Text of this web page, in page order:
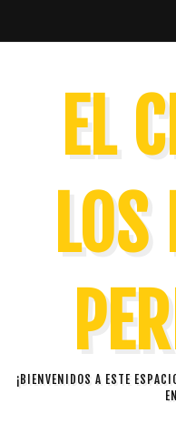
EL
¡BIENVENIDOS A ESTE